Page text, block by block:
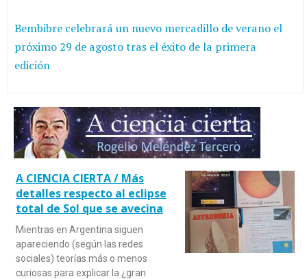
Bembibre celebrará un nuevo mercadillo de verano el
próximo 29 de agosto tras el éxito de la primera
edición
A CIENCIA CIERTA / Más
detalles respecto al eclipse
total de Sol que se avecina
Mientras en Argentina siguen
apareciendo (según las redes
sociales) teorías más o menos
curiosas para explicar la ¿gran